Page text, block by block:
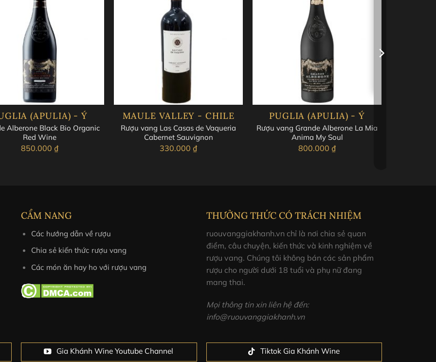
hợp để kết hợp với các món ăn đậm đà như thịt bò, thịt cừu nướng, thịt nướng BBQ, và các món Ý như
rất hợp với các loại phô mai già.
(APULIA) - Ý
Alberone Black Bio Organic
Red Wine
850.000 ₫
MAULE VALLEY - CHILE
Rượu vang Las Casas de Vaqueria
Cabernet Sauvignon
330.000 ₫
PUGLIA (APULIA) - Ý
Rượu vang Grande Alberone La Mia
Anima My Soul
800.000 ₫
CẨM NANG
Các hướng dẫn về rượu
Chia sẻ kiến thức rượu vang
Các món ăn hay ho với rượu vang
THƯỞNG THỨC CÓ TRÁCH NHIỆM
ruouvanggiakhanh.vn chỉ là nơi chia sẻ quan
điểm, câu chuyện, kiến thức và kinh nghiệm về
rượu vang. Chúng tôi không bán các sản phẩm
rượu cho người dưới 18 tuổi và phụ nữ đang
mang thai.
Mọi thông tin xin liên hệ đến:
info@ruouvanggiakhanh.vn
Gia Khánh Wine Youtube Channel Tiktok Gia Khánh Wine